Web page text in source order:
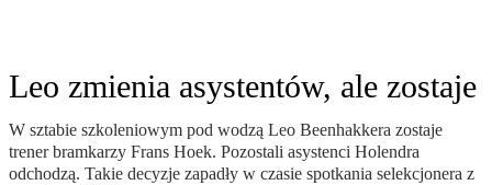
Leo zmienia asystentów, ale zostaje
W sztabie szkoleniowym pod wodzą Leo Beenhakkera zostaje
trener bramkarzy Frans Hoek. Pozostali asystenci Holendra
odchodzą. Takie decyzje zapadły w czasie spotkania selekcjonera z